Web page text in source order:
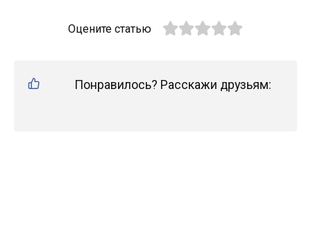
Оцените статью
Понравилось? Расскажи друзьям: